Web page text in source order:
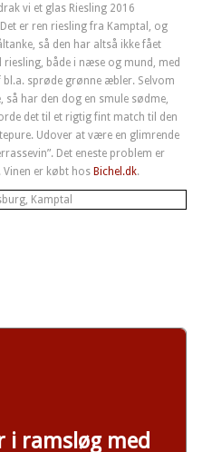
vi et glas Riesling 2016
er ren riesling fra Kamptal, og
så den har altså ikke fået
både i næse og mund, med
sprøde grønne æbler. Selvom
så har den dog en smule sødme,
det til et rigtig fint match til den
Udover at være en glimrende
Det eneste problem er
Vinen er købt hos Bichel.dk.
i ramsløg med